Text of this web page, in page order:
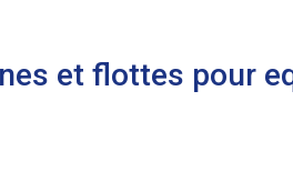
et flottes pour